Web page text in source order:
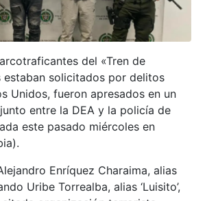
del «Tren de
estaban solicitados por delitos
Unidos, fueron apresados en un
entre la DEA y la policía de
este pasado miércoles en
Enríquez Charaima, alias
Uribe Torrealba, alias ‘Luisito’,